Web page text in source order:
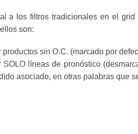
a los filtros tradicionales en el
son:
productos sin O.C. (marcado por
SOLO líneas de pronóstico
asociado, en otras palabras que